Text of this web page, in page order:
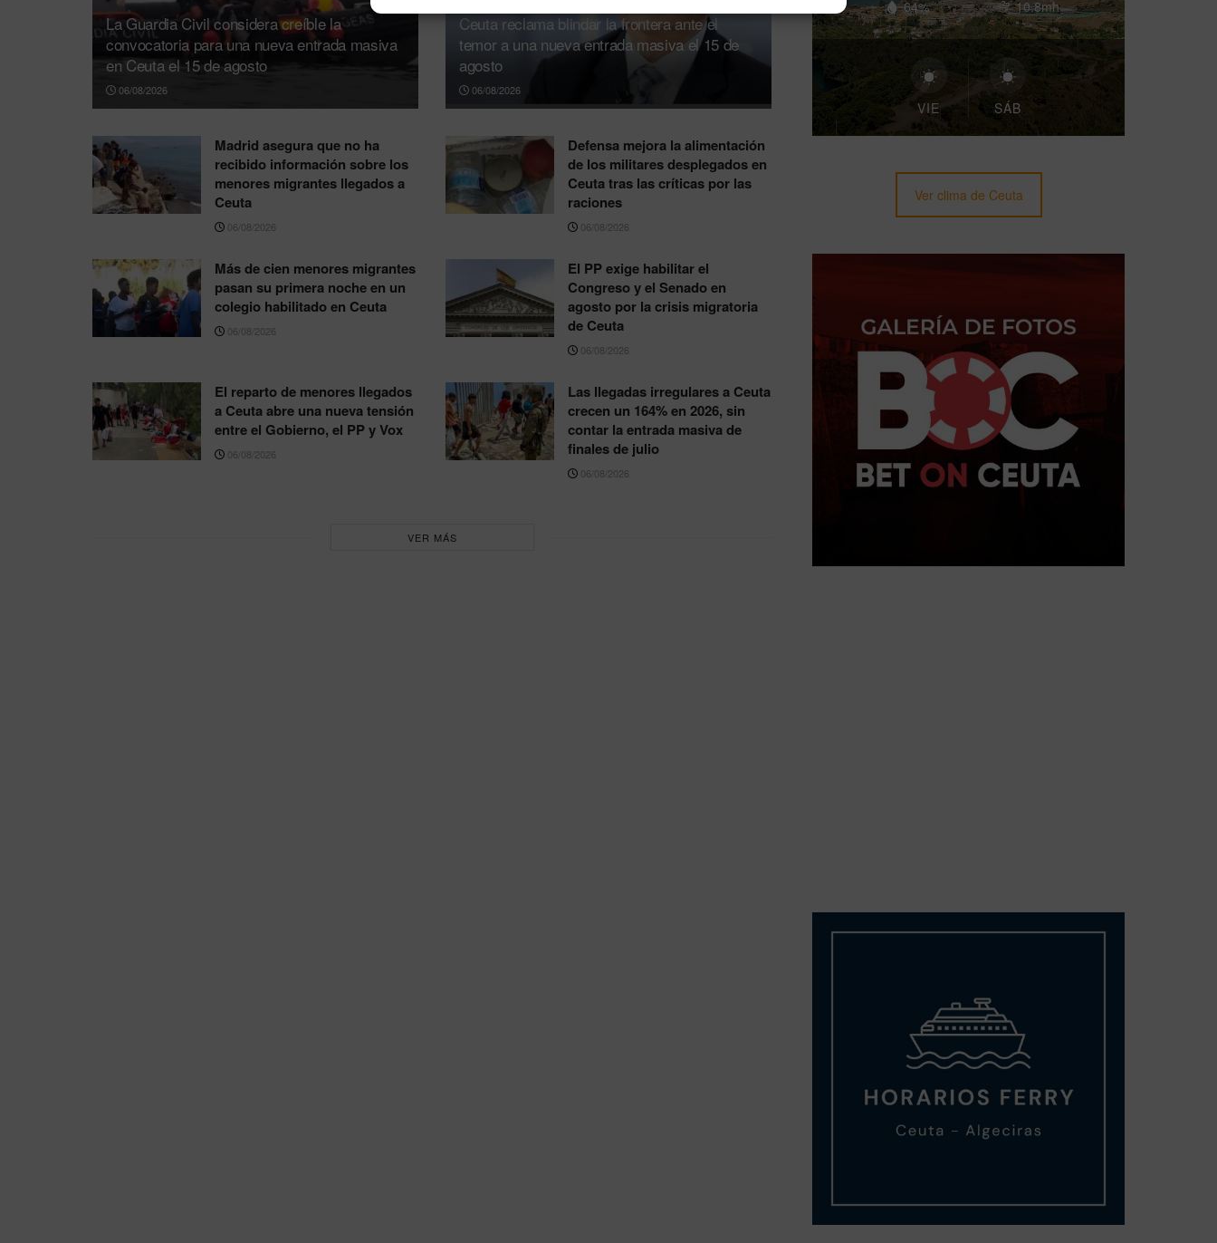
La Guardia Civil considera creíble la
convocatoria para una nueva entrada masiva
en Ceuta el 15 de agosto
06/08/2026
Ceuta reclama blindar la frontera ante el
temor a una nueva entrada masiva el 15 de
agosto
06/08/2026
Madrid asegura que no ha
recibido información sobre los
menores migrantes llegados a
Ceuta
06/08/2026
Defensa mejora la alimentación
de los militares desplegados en
Ceuta tras las críticas por las
raciones
06/08/2026
Más de cien menores migrantes
pasan su primera noche en un
colegio habilitado en Ceuta
06/08/2026
El PP exige habilitar el
Congreso y el Senado en
agosto por la crisis migratoria
de Ceuta
06/08/2026
El reparto de menores llegados
a Ceuta abre una nueva tensión
entre el Gobierno, el PP y Vox
06/08/2026
Las llegadas irregulares a Ceuta
crecen un 164% en 2026, sin
contar la entrada masiva de
finales de julio
06/08/2026
VER MÁS
64% 10.8mh
VIE SÁB
Ver clima de Ceuta